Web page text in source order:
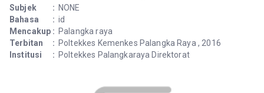
Subjek
: NONE
Bahasa
: id
Mencakup : Palangka raya
Terbitan
: Poltekkes Kemenkes Palangka Raya , 2016
Institusi
: Poltekkes Palangkaraya Direktorat